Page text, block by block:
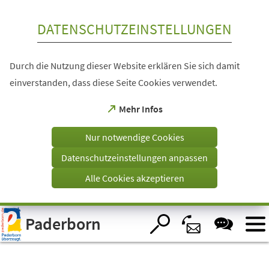
Visuelle
Assistenzsoftware
öffnen.
DATENSCHUTZEINSTELLUNGEN
Durch die Nutzung dieser Website erklären Sie sich damit
einverstanden, dass diese Seite Cookies verwendet.
Mehr Infos
(Öffnet
einem
Tab)
Nur notwendige Cookies
Datenschutzeinstellungen anpassen
Alle Cookies akzeptieren
Paderborn